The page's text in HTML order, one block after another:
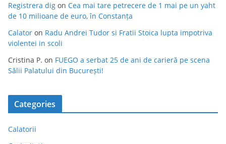
Registrera dig on Cea mai tare petrecere de 1 mai pe un yaht
de 10 milioane de euro, în Constanța
Calator on Radu Andrei Tudor si Fratii Stoica lupta impotriva
violentei in scoli
Cristina P. on FUEGO a serbat 25 de ani de carieră pe scena
Sălii Palatului din București!
Categories
Calatorii